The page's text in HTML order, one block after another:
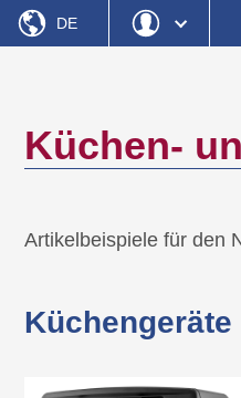
DE
Passwort
Registrieren
Startseite
» Küchen- und
Küchen-
Artikelbeispiele für den
Küchengeräte